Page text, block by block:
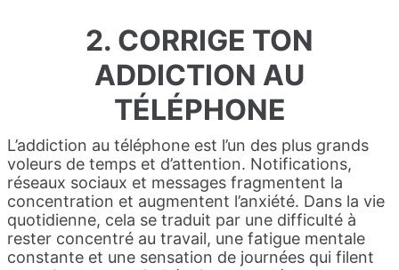
2. CORRIGE TON
ADDICTION AU
TÉLÉPHONE
L’addiction au téléphone est l’un des plus grands
voleurs de temps et d’attention. Notifications,
réseaux sociaux et messages fragmentent la
concentration et augmentent l’anxiété. Dans la vie
quotidienne, cela se traduit par une difficulté à
rester concentré au travail, une fatigue mentale
constante et une sensation de journées qui filent